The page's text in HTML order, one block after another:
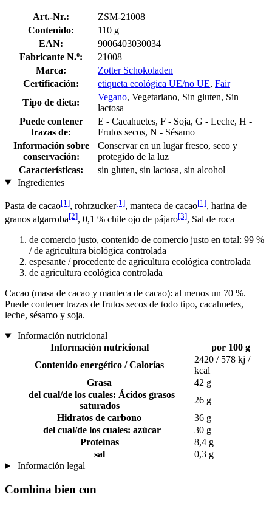
Art.-Nr.:
ZSM-21008
Contenido:
110 g
EAN:
9006403030034
Fabricante N.º:
21008
Marca:
Zotter Schokoladen
Certificación:
etiqueta ecológica UE/no UE, Fair
Tipo de dieta:
Vegano, Vegetariano, Sin gluten, Sin
lactosa
Puede contener
trazas de:
E - Cacahuetes, F - Soja, G - Leche, H -
Frutos secos, N - Sésamo
Información sobre
conservación:
Conservar en un lugar fresco, seco y
protegido de la luz
Características:
sin gluten, sin lactosa, sin alcohol
Ingredientes
Pasta de cacao[1], rohrzucker[1], manteca de cacao[1], harina de
granos algarroba[2], 0,1 % chile ojo de pájaro[3], Sal de roca
de comercio justo, contenido de comercio justo en total: 99 %
/ de agricultura biológica controlada
espesante / procedente de agricultura ecológica controlada
de agricultura ecológica controlada
Cacao (masa de cacao y manteca de cacao): al menos un 70 %.
Puede contener trazas de frutos secos de todo tipo, cacahuetes,
leche, sésamo y soja.
Información nutricional
Información nutricional
por 100 g
Contenido energético / Calorías
2420 / 578 kj /
kcal
Grasa
42 g
del cual/de los cuales: Ácidos grasos
saturados
26 g
Hidratos de carbono
36 g
del cual/de los cuales: azúcar
30 g
Proteínas
8,4 g
sal
0,3 g
Información legal
Combina bien con